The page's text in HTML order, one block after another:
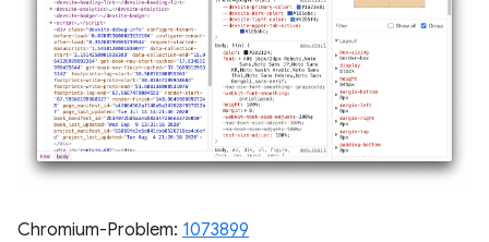
Chromium-Problem: 1073899